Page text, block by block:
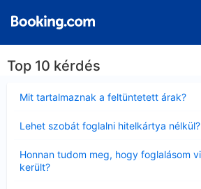
Top 10 kérdés
Mit tartalmaznak a feltüntetett árak?
Lehet szobát foglalni hitelkártya nélkül?
Honnan tudom meg, hogy foglalásom
került?